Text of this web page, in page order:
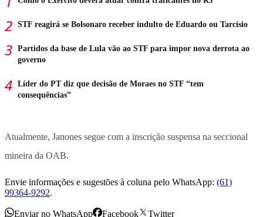
STF reagirá se Bolsonaro receber indulto de Eduardo ou Tarcísio
Partidos da base de Lula vão ao STF para impor nova derrota ao
governo
Líder do PT diz que decisão de Moraes no STF “tem
consequências”
Atualmente, Janones segue com a inscrição suspensa na seccional
mineira da OAB.
Envie informações e sugestões à coluna pelo WhatsApp: (61)
99364-9292.
Enviar no WhatsApp Facebook
Twitter